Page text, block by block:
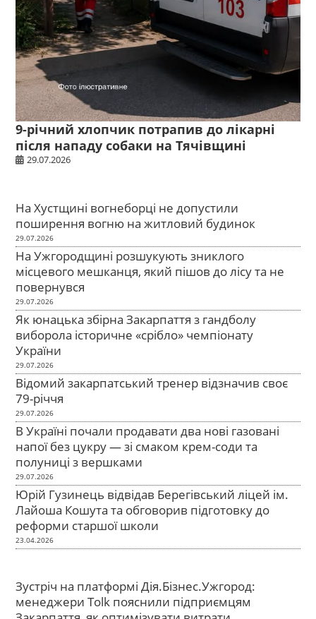
9-річний хлопчик потрапив до лікарні
після нападу собаки на Тячівщині
29.07.2026
На Хустщині вогнеборці не допустили
поширення вогню на житловий будинок
29.07.2026
На Ужгородщині розшукують зниклого
місцевого мешканця, який пішов до лісу та не
повернувся
29.07.2026
Як юнацька збірна Закарпаття з гандболу
виборола історичне «срібло» чемпіонату
України
29.07.2026
Відомий закарпатський тренер відзначив своє
79-річчя
29.07.2026
В Україні почали продавати два нові газовані
напої без цукру — зі смаком крем-соди та
полуниці з вершками
29.07.2026
Юрій Гузинець відвідав Берегівський ліцей ім.
Лайоша Кошута та обговорив підготовку до
реформи старшої школи
23.04.2026
Зустріч на платформі Дія.Бізнес.Ужгород:
менеджери Tolk пояснили підприємцям